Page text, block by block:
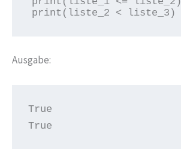
print(liste_2 < liste_3)
Ausgabe:
True
True